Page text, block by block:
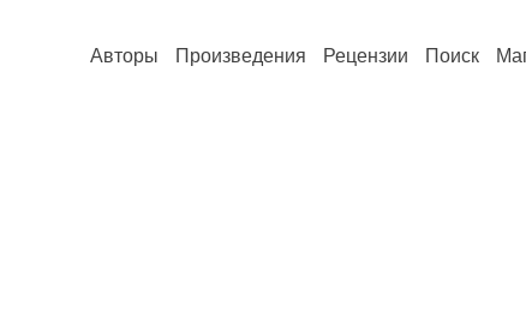
Авторы Произведения Рецензии Поиск